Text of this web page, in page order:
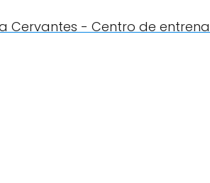
Cervantes - Centro de